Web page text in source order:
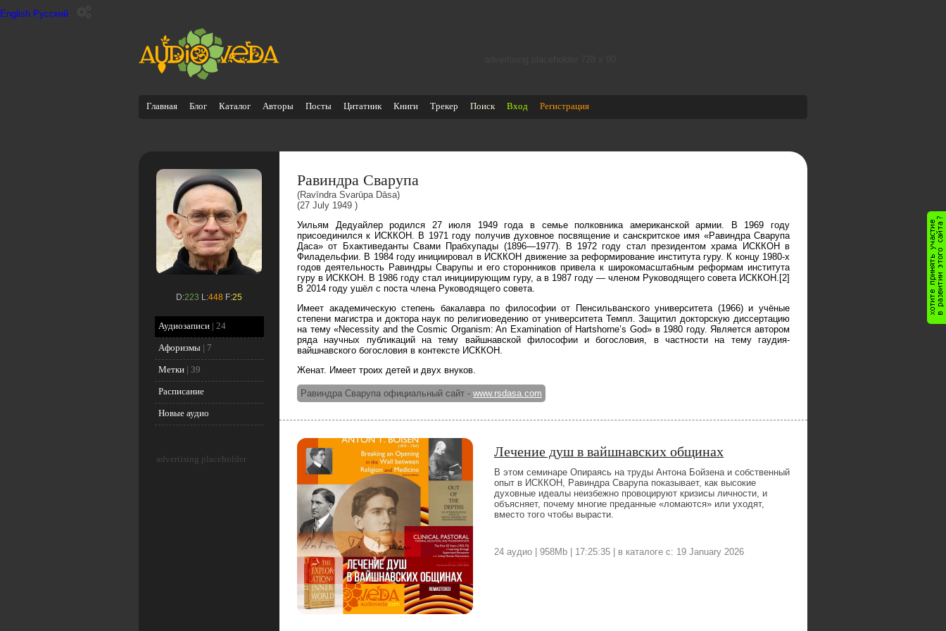
English Русский
Главная Блог Каталог Авторы Посты Цитатник Книги Трекер Поиск Вход Регистрация
D:223 L:448 F:25
Аудиозаписи| 24
Афоризмы| 7
Метки| 39
Расписание
Новые аудио
advertising placeholder
Равиндра Сварупа
(Ravīndra Svarūpa Dāsa)
(27 July 1949 )
Уильям Дедуайлер родился 27 июля 1949 года в семье полковника американской армии. В 1969 году
присоединился к ИСККОН. В 1971 году получив духовное посвящение и санскритское имя «Равиндра Сварупа
Даса» от Бхактиведанты Свами Прабхупады (1896—1977). В 1972 году стал президентом храма ИСККОН в
Филадельфии. В 1984 году инициировал в ИСККОН движение за реформирование института гуру. К концу 1980-х
годов деятельность Равиндры Сварупы и его сторонников привела к широкомасштабным реформам института
гуру в ИСККОН. В 1986 году стал инициирующим гуру, а в 1987 году — членом Руководящего совета ИСККОН.[2]
В 2014 году ушёл с поста члена Руководящего совета.
Имеет академическую степень бакалавра по философии от Пенсильванского университета (1966) и учёные
степени магистра и доктора наук по религиоведению от университета Темпл. Защитил докторскую диссертацию
на тему «Necessity and the Cosmic Organism: An Examination of Hartshorne’s God» в 1980 году. Является автором
ряда научных публикаций на тему вайшнавской философии и богословия, в частности на тему гаудия-
вайшнавского богословия в контексте ИСККОН.
Женат. Имеет троих детей и двух внуков.
Равиндра Сварупа официальный сайт - www.rsdasa.com
Лечение душ в вайшнавских общинах
В этом семинаре Опираясь на труды Антона Бойзена и собственный
опыт в ИСККОН, Равиндра Сварупа показывает, как высокие
духовные идеалы неизбежно провоцируют кризисы личности, и
объясняет, почему многие преданные «ломаются» или уходят,
вместо того чтобы вырасти.
24 аудио | 958Mb | 17:25:35 | в каталоге с: 19 January 2026